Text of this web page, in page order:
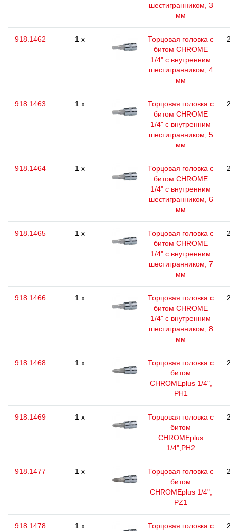
шестигранником, 3
мм
918.1462 1 x
Торцовая головка с
битом CHROME
1/4" с внутренним
шестигранником, 4
мм
918.1463 1 x
Торцовая головка с
битом CHROME
1/4" с внутренним
шестигранником, 5
мм
918.1464 1 x
Торцовая головка с
битом CHROME
1/4" с внутренним
шестигранником, 6
мм
918.1465 1 x
Торцовая головка с
битом CHROME
1/4" с внутренним
шестигранником, 7
мм
918.1466 1 x
Торцовая головка с
битом CHROME
1/4" с внутренним
шестигранником, 8
мм
918.1468 1 x
Торцовая головка с
битом
CHROMEplus 1/4",
РН1
918.1469 1 x
Торцовая головка с
битом
CHROMEplus
1/4",РН2
918.1477 1 x
Торцовая головка с
битом
CHROMEplus 1/4",
РZ1
918.1478 1 x
Торцовая головка с